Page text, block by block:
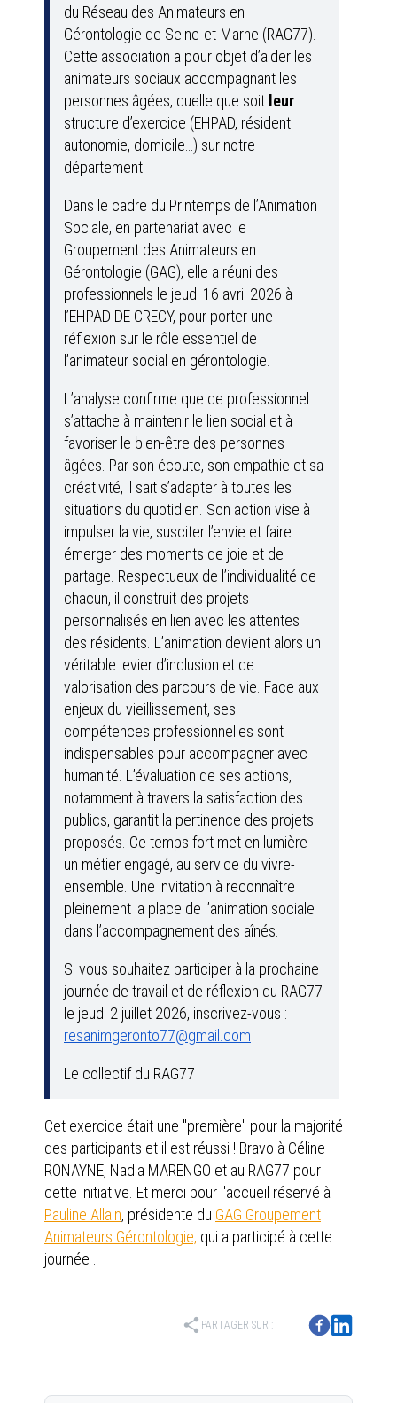
du Réseau des Animateurs en
Gérontologie de Seine-et-Marne (RAG77).
Cette association a pour objet d’aider les
animateurs sociaux accompagnant les
personnes âgées, quelle que soit leur
structure d’exercice (EHPAD, résident
autonomie, domicile…) sur notre
département.
Dans le cadre du Printemps de l’Animation
Sociale, en partenariat avec le
Groupement des Animateurs en
Gérontologie (GAG), elle a réuni des
professionnels le jeudi 16 avril 2026 à
l’EHPAD DE CRECY, pour porter une
réflexion sur le rôle essentiel de
l’animateur social en gérontologie.
L’analyse confirme que ce professionnel
s’attache à maintenir le lien social et à
favoriser le bien-être des personnes
âgées. Par son écoute, son empathie et sa
créativité, il sait s’adapter à toutes les
situations du quotidien. Son action vise à
impulser la vie, susciter l’envie et faire
émerger des moments de joie et de
partage. Respectueux de l’individualité de
chacun, il construit des projets
personnalisés en lien avec les attentes
des résidents. L’animation devient alors un
véritable levier d’inclusion et de
valorisation des parcours de vie. Face aux
enjeux du vieillissement, ses
compétences professionnelles sont
indispensables pour accompagner avec
humanité. L’évaluation de ses actions,
notamment à travers la satisfaction des
publics, garantit la pertinence des projets
proposés. Ce temps fort met en lumière
un métier engagé, au service du vivre-
ensemble. Une invitation à reconnaître
pleinement la place de l’animation sociale
dans l’accompagnement des aînés.
Si vous souhaitez participer à la prochaine
journée de travail et de réflexion du RAG77
le jeudi 2 juillet 2026, inscrivez-vous :
resanimgeronto77@gmail.com
Le collectif du RAG77
Cet exercice était une "première" pour la majorité
des participants et il est réussi ! Bravo à Céline
RONAYNE, Nadia MARENGO et au RAG77 pour
cette initiative. Et merci pour l'accueil réservé à
Pauline Allain, présidente du GAG Groupement
Animateurs Gérontologie, qui a participé à cette
journée .
share PARTAGER SUR :